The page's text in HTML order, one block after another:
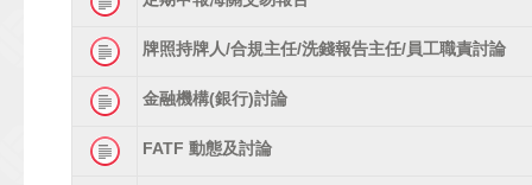
牌照持牌人/合規主任/洗錢報告主任/員工職責討論
金融機構(銀行)討論
FATF 動態及討論